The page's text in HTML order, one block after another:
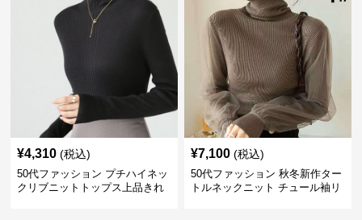
¥4,310 (税込)
50代ファッション プチハイネッ
クリブニットトップス上品きれ
¥7,100 (税込)
50代ファッション 秋冬新作ター
トルネックニット チュール袖リ